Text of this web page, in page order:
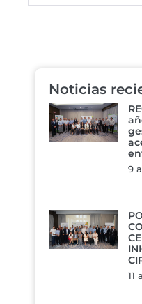
Noticias
9
11